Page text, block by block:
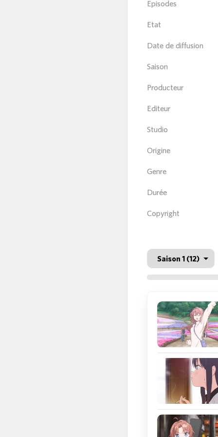
Episodes
Etat
Date de diffusion
Saison
Producteur
Editeur
Studio
Origine
Genre
Durée
Copyright